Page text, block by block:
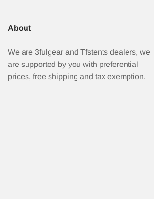
About
We are 3fulgear and Tfstents dealers, we
are supported by you with preferential
prices, free shipping and tax exemption.